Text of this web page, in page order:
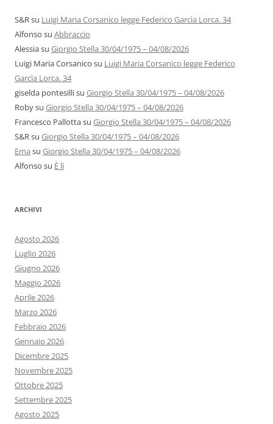
S&Rsu Luigi Maria Corsanico legge Federico Garcìa Lorca. 34
Alfonso su Abbraccio
Alessiasu Giorgio Stella 30/04/1975 – 04/08/2026
Luigi Maria Corsanico su Luigi Maria Corsanico legge Federico
Garcìa Lorca. 34
giselda pontesillisu Giorgio Stella 30/04/1975 – 04/08/2026
Robysu Giorgio Stella 30/04/1975 – 04/08/2026
Francesco Pallottasu Giorgio Stella 30/04/1975 – 04/08/2026
S&Rsu Giorgio Stella 30/04/1975 – 04/08/2026
Ema su Giorgio Stella 30/04/1975 – 04/08/2026
Alfonso su È lì
ARCHIVI
Agosto 2026
Luglio 2026
Giugno 2026
Maggio 2026
Aprile 2026
Marzo 2026
Febbraio 2026
Gennaio 2026
Dicembre 2025
Novembre 2025
Ottobre 2025
Settembre 2025
Agosto 2025